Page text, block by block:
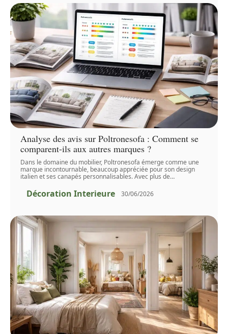
Analyse des avis sur Poltronesofa : Comment se
comparent-ils aux autres marques ?
Dans le domaine du mobilier, Poltronesofa émerge comme une
marque incontournable, beaucoup appréciée pour son design
italien et ses canapés personnalisables. Avec plus de…
Décoration Interieure 30/06/2026